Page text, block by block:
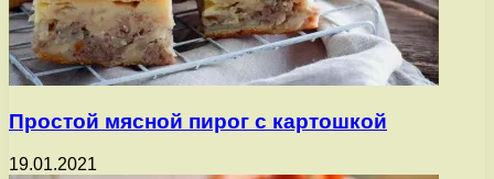
Простой мясной пирог с картошкой
19.01.2021